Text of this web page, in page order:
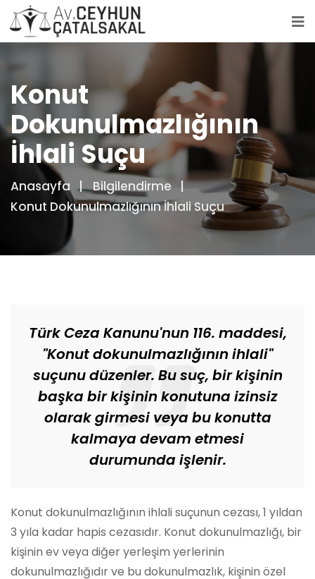
Konut
Dokunulmazlığının
İhlali Suçu
Anasayfa
Bilgilendirme
Konut Dokunulmazlığının İhlali Suçu
Türk Ceza Kanunu'nun 116. maddesi,
"Konut dokunulmazlığının ihlali"
suçunu düzenler. Bu suç, bir kişinin
başka bir kişinin konutuna izinsiz
olarak girmesi veya bu konutta
kalmaya devam etmesi
durumunda işlenir.
Konut dokunulmazlığının ihlali suçunun cezası, 1 yıldan
3 yıla kadar hapis cezasıdır. Konut dokunulmazlığı, bir
kişinin ev veya diğer yerleşim yerlerinin
dokunulmazlığıdır ve bu dokunulmazlık, kişinin özel